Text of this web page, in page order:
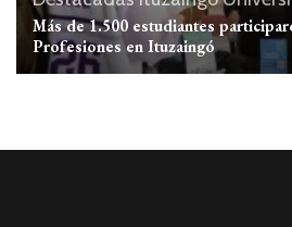
Más de 1.500 estudiantes
Profesiones en Ituzaingó